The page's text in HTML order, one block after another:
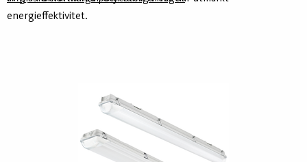
energieffektivitet.